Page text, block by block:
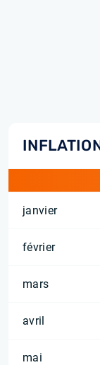
janvier
février
mars
avril
mai